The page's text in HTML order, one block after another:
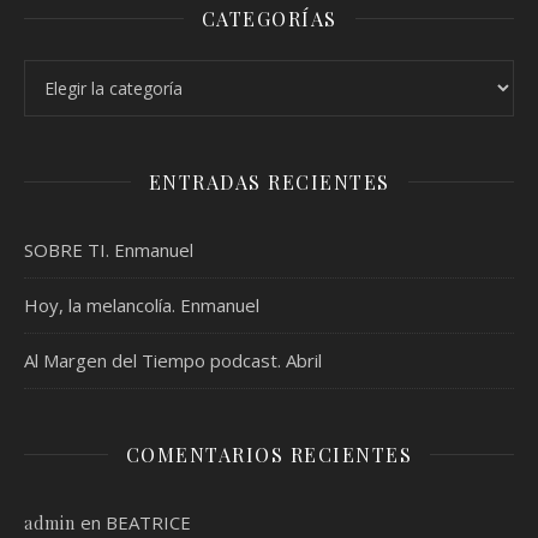
CATEGORÍAS
ENTRADAS RECIENTES
SOBRE TI. Enmanuel
Hoy, la melancolía. Enmanuel
Al Margen del Tiempo podcast. Abril
COMENTARIOS RECIENTES
admin en BEATRICE